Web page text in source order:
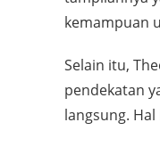
kemampuan
Selain itu,
pendekatan
langsung.